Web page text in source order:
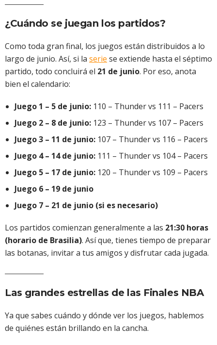
¿Cuándo se juegan los partidos?
Como toda gran final, los juegos están distribuidos a lo
largo de junio. Así, si la serie se extiende hasta el séptimo
partido, todo concluirá el 21 de junio. Por eso, anota
bien el calendario:
Juego 1 – 5 de junio: 110 – Thunder vs 111 – Pacers
Juego 2 – 8 de junio: 123 – Thunder vs 107 – Pacers
Juego 3 – 11 de junio: 107 – Thunder vs 116 – Pacers
Juego 4 – 14 de junio: 111 – Thunder vs 104 – Pacers
Juego 5 – 17 de junio: 120 – Thunder vs 109 – Pacers
Juego 6 – 19 de junio
Juego 7 – 21 de junio (si es necesario)
Los partidos comienzan generalmente a las 21:30 horas
(horario de Brasilia). Así que, tienes tiempo de preparar
las botanas, invitar a tus amigos y disfrutar cada jugada.
Las grandes estrellas de las Finales NBA
Ya que sabes cuándo y dónde ver los juegos, hablemos
de quiénes están brillando en la cancha.